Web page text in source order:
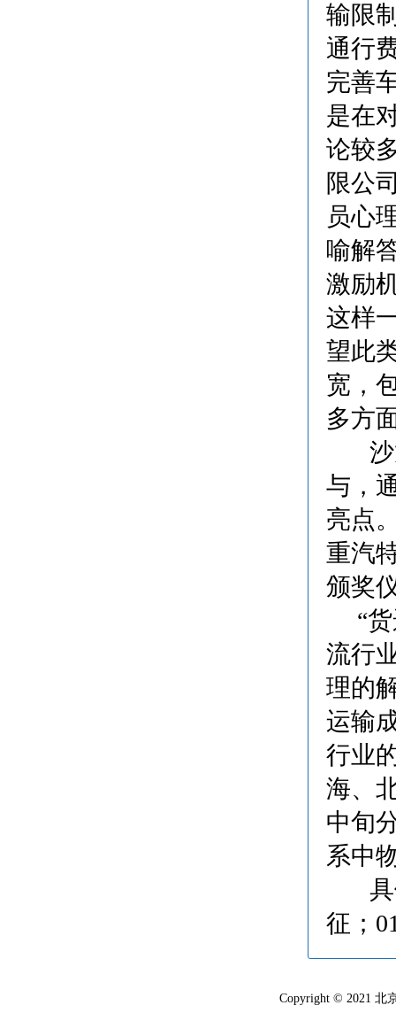
输限
通行
完善
是在
论较
限公
员心
喻解
激励
这样
望此
宽，
多方
沙
与，
亮点
重汽
颁奖
“货
流行
理的
运输
行业
海、
中旬
系中
具
征；
Copyright © 2021